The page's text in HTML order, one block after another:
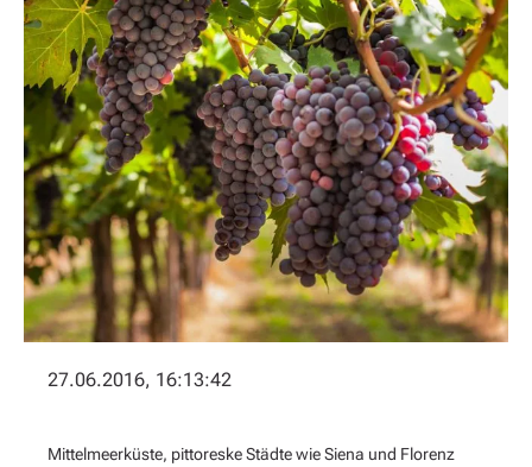
27.06.2016, 16:13:42
Mittelmeerküste, pittoreske Städte wie Siena und Florenz